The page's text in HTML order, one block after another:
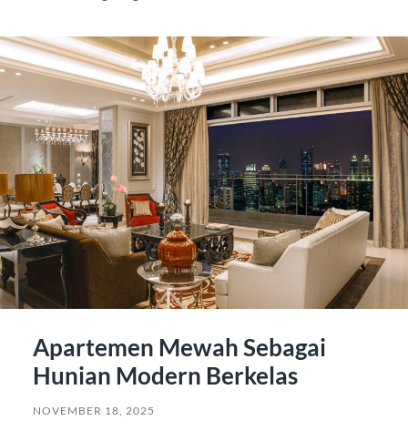
Apartemen Mewah Sebagai
Hunian Modern Berkelas
NOVEMBER 18, 2025